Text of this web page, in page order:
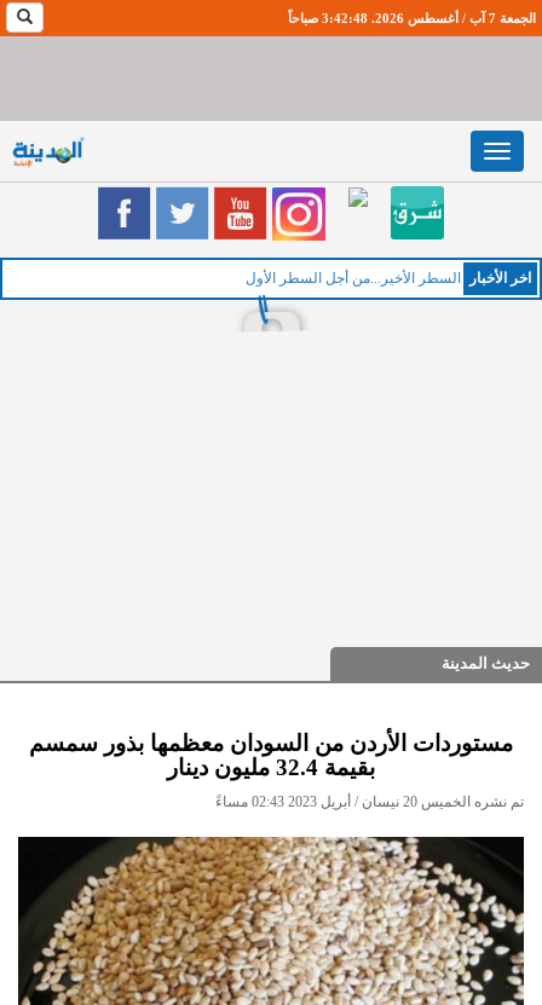
الجمعة 7 آب / أغسطس 2026. 3:42:49 صباحاً
Toggle
navigation
اخر اﻷخبار ال
حديث المدينة
مستوردات الأردن من السودان معظمها بذور سمسم
بقيمة 32.4 مليون دينار
تم نشره الخميس 20 نيسان / أبريل 2023 02:43 مساءً